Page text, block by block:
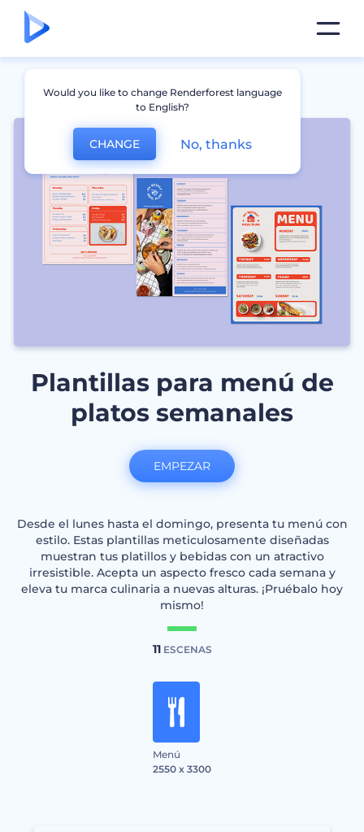
Plantillas para menú de
platos semanales
Desde el lunes hasta el domingo, presenta tu menú con
estilo. Estas plantillas meticulosamente diseñadas
muestran tus platillos y bebidas con un atractivo
irresistible. Acepta un aspecto fresco cada semana y
eleva tu marca culinaria a nuevas alturas. ¡Pruébalo hoy
mismo!
11 ESCENAS
Menú
2550 x 3300
EMPEZAR
Would you like to change Renderforest language
to English?
CHANGE No, thanks